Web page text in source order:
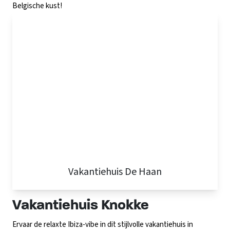
Belgische kust!
Vakantiehuis De Haan
Vakantiehuis Knokke
Ervaar de relaxte Ibiza-vibe in dit stijlvolle vakantiehuis in